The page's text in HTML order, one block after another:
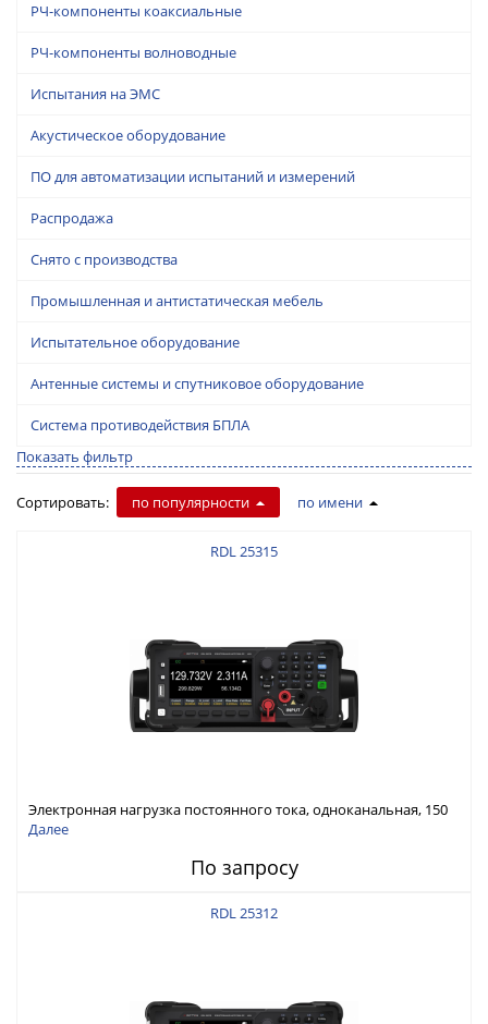
РЧ-компоненты коаксиальные
РЧ-компоненты волноводные
Испытания на ЭМС
Акустическое оборудование
ПО для автоматизации испытаний и измерений
Распродажа
Снято с производства
Промышленная и антистатическая мебель
Испытательное оборудование
Антенные системы и спутниковое оборудование
Система противодействия БПЛА
Показать фильтр
Сортировать: по популярности по имени
RDL 25315
Электронная нагрузка постоянного тока, одноканальная, 150
В, 30 А, 300 Вт
Далее
По запросу
RDL 25312